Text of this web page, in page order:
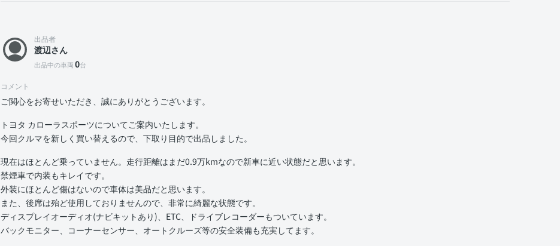
出品者
渡辺さん
出品中の車両0台
コメント
ご関心をお寄せいただき、誠にありがとうございます。
トヨタ カローラスポーツについてご案内いたします。
今回クルマを新しく買い替えるので、下取り目的で出品しました。
現在はほとんど乗っていません。走行距離はまだ0.9万kmなので新車に近い状態だと思います。
禁煙車で内装もキレイです。
外装にほとんど傷はないので車体は美品だと思います。
また、後席は殆ど使用しておりませんので、非常に綺麗な状態です。
ディスプレイオーディオ(ナビキットあり)、ETC、ドライブレコーダーもついています。
バックモニター、コーナーセンサー、オートクルーズ等の安全装備も充実してます。